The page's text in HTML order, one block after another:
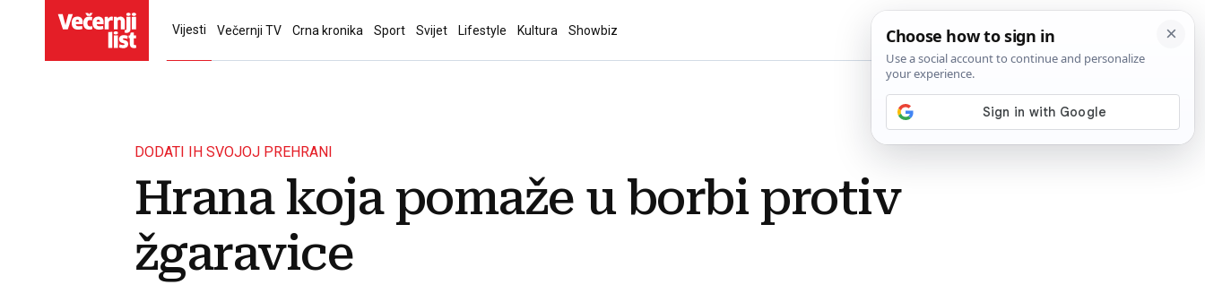
Vijesti Večernji TV Crna kronika Sport Svijet Lifestyle Kultura Showbiz
DODATI IH SVOJOJ PREHRANI
Hrana koja pomaže u borbi protiv
žgaravice